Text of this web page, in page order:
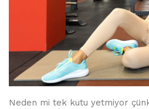
Neden mi tek kutu yetmiyor